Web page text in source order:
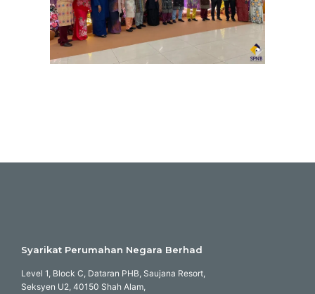
Syarikat Perumahan Negara Berhad
Level 1, Block C, Dataran PHB, Saujana Resort,
Seksyen U2, 40150 Shah Alam,